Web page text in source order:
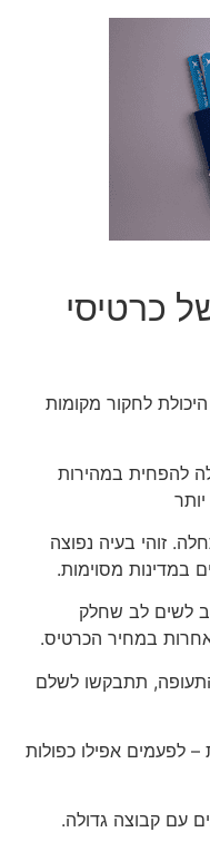
כרטיסי
לחקור מקומות
להפחית במהירות
זוהי בעיה נפוצה
במדינות מסוימות.
לשים לב שחלק
אחרות במחיר הכרטיס.
תתבקשו לשלם
– לפעמים אפילו כפולות
עם קבוצה גדולה.